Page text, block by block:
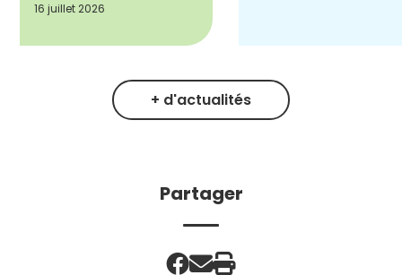
16 juillet 2026
+ d'actualités
Partager